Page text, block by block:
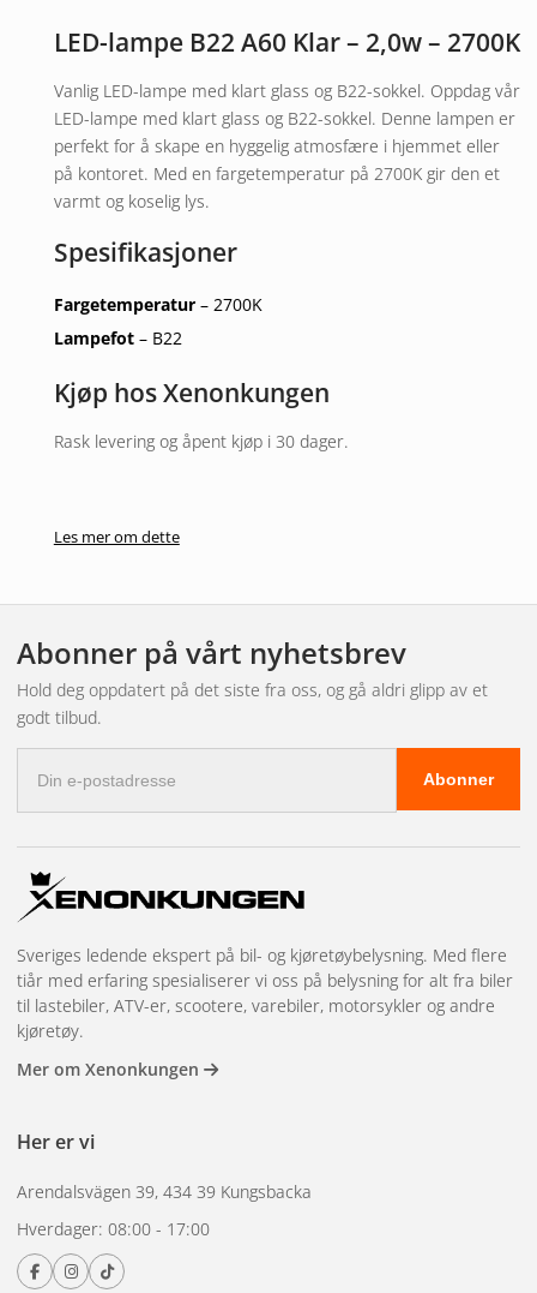
LED-lampe B22 A60 Klar – 2,0w – 2700K
Vanlig LED-lampe med klart glass og B22-sokkel. Oppdag vår
LED-lampe med klart glass og B22-sokkel. Denne lampen er
perfekt for å skape en hyggelig atmosfære i hjemmet eller
på kontoret. Med en fargetemperatur på 2700K gir den et
varmt og koselig lys.
Spesifikasjoner
Fargetemperatur– 2700K
Lampefot– B22
Kjøp hos Xenonkungen
Rask levering og åpent kjøp i 30 dager.
Les mer om dette
Abonner på vårt nyhetsbrev
Hold deg oppdatert på det siste fra oss, og gå aldri glipp av et
godt tilbud.
postadresse
Abonner
Sveriges ledende ekspert på bil- og kjøretøybelysning. Med flere
tiår med erfaring spesialiserer vi oss på belysning for alt fra biler
til lastebiler, ATV-er, scootere, varebiler, motorsykler og andre
kjøretøy.
Mer om Xenonkungen
Her er vi
Arendalsvägen 39, 434 39 Kungsbacka
Hverdager: 08:00 - 17:00